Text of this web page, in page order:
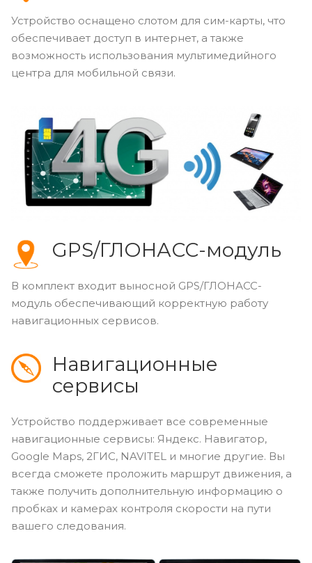
Устройство оснащено слотом для сим-карты, что
обеспечивает доступ в интернет, а также
возможность использования мультимедийного
центра для мобильной связи.
GPS/ГЛОНАСС-модуль
В комплект входит выносной GPS/ГЛОНАСС-
модуль обеспечивающий корректную работу
навигационных сервисов.
Навигационные
сервисы
Устройство поддерживает все современные
навигационные сервисы: Яндекс. Навигатор,
Google Maps, 2ГИС, NAVITEL и многие другие. Вы
всегда сможете проложить маршрут движения, а
также получить дополнительную информацию о
пробках и камерах контроля скорости на пути
вашего следования.